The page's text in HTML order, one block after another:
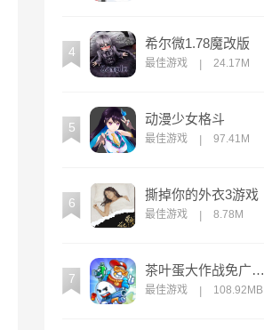
4
希尔微1.78魔改版
最佳游戏 24.17M
5
动漫少女格斗
最佳游戏 97.41M
6
撕掉你的外衣3游戏
最佳游戏 8.78M
7
茶叶蛋大作战免广告版
最佳游戏 108.92MB